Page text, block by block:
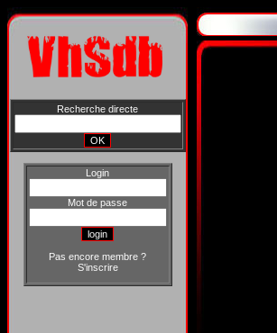
Recherche directe
Login
Mot de passe
Pas encore membre ?
S'inscrire